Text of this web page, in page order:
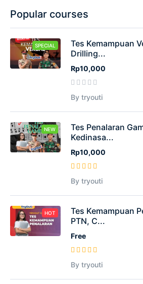
Popular courses
SPECIAL
Tes Kemampuan
Drilling...
Rp10,000
By tryouti
NEW
Tes Penalaran
Kedinasa...
Rp10,000
By tryouti
HOT
Tes Kemampuan
PTN, C...
Free
By tryouti